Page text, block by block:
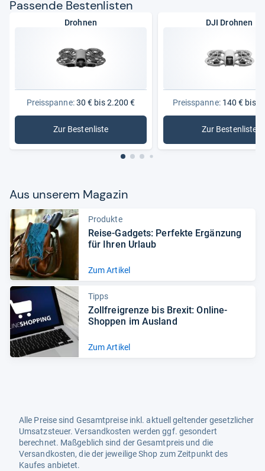
Pas­sende Bes­ten­lis­ten
Drohnen
Preisspanne:30 € bis 2.200 €
Zur Bestenliste
: Drohnen
DJI Drohnen
Preisspanne:140 € bis
Zur Bestenliste
: DJI
Aus unse­rem Maga­zin
Produkte
Reise-​Gad­gets: Per­fekte Ergän­zung
für Ihren Urlaub
Zum Artikel
Tipps
Zoll­frei­grenze bis Bre­xit: Online-​
Shop­pen im Aus­land
Zum Artikel
Alle Preise sind Gesamtpreise inkl. aktuell geltender gesetzlicher
Umsatzsteuer. Versandkosten werden ggf. gesondert
berechnet. Maßgeblich sind der Gesamtpreis und die
Versandkosten, die der jeweilige Shop zum Zeitpunkt des
Kaufes anbietet.